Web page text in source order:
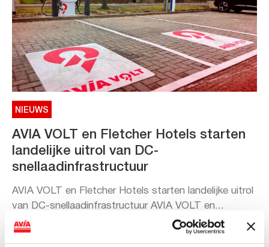
NIEUWS
AVIA VOLT en Fletcher Hotels starten
landelijke uitrol van DC-
snellaadinfrastructuur
AVIA VOLT en Fletcher Hotels starten landelijke uitrol
van DC-snellaadinfrastructuur AVIA VOLT en...
Lees verder